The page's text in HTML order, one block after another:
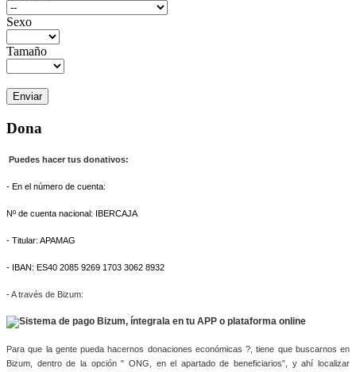
Sexo
Tamaño
Dona
Puedes hacer tus donativos:
- En el número de cuenta:
Nº de cuenta nacional: IBERCAJA
- Titular: APAMAG
- IBAN: ES40 2085 9269 1703 3062 8932
-A través de Bizum:
Para que la gente pueda hacernos donaciones económicas ?, tiene que buscarnos en
Bizum, dentro de la opción " ONG, en el apartado de beneficiarios”, y ahí localizar